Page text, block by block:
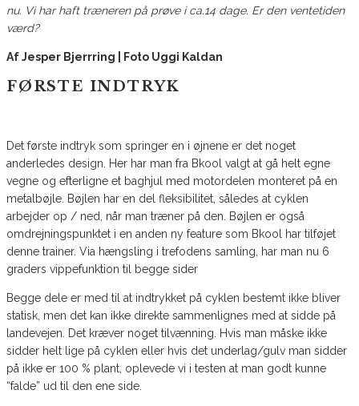
nu. Vi har haft træneren på prøve i ca.14 dage. Er den ventetiden
værd?
Af Jesper Bjerrring | Foto Uggi Kaldan
FØRSTE INDTRYK
Det første indtryk som springer en i øjnene er det noget
anderledes design. Her har man fra Bkool valgt at gå helt egne
vegne og efterligne et baghjul med motordelen monteret på en
metalbøjle. Bøjlen har en del fleksibilitet, således at cyklen
arbejder op / ned, når man træner på den. Bøjlen er også
omdrejningspunktet i en anden ny feature som Bkool har tilføjet
denne trainer. Via hængsling i trefodens samling, har man nu 6
graders vippefunktion til begge sider
Begge dele er med til at indtrykket på cyklen bestemt ikke bliver
statisk, men det kan ikke direkte sammenlignes med at sidde på
landevejen. Det kræver noget tilvænning. Hvis man måske ikke
sidder helt lige på cyklen eller hvis det underlag/gulv man sidder
på ikke er 100 % plant, oplevede vi i testen at man godt kunne
“falde” ud til den ene side.